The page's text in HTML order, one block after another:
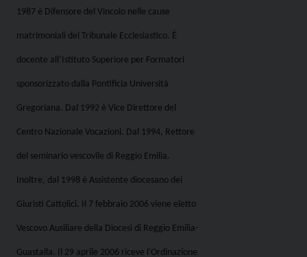
1987 è Difensore del Vincolo nelle cause
matrimoniali del Tribunale Ecclesiastico. È
docente all’Istituto Superiore per Formatori
sponsorizzato dalla Pontificia Università
Gregoriana. Dal 1992 è Vice Direttore del
Centro Nazionale Vocazioni. Dal 1994, Rettore
del seminario vescovile di Reggio Emilia.
Inoltre, dal 1998 è Assistente diocesano dei
Giuristi Cattolici. Il 7 febbraio 2006 viene eletto
Vescovo Ausiliare della Diocesi di Reggio Emilia-
Guastalla. Il 29 aprile 2006 riceve l’Ordinazione